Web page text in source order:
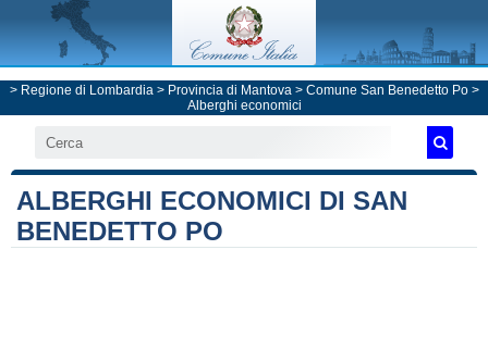
> Regione di Lombardia> Provincia di Mantova> Comune San Benedetto Po>
Alberghi economici
ALBERGHI ECONOMICI DI SAN
BENEDETTO PO